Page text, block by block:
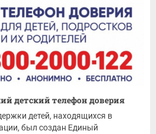
детский телефон доверия
детей, находящихся в
был создан Единый